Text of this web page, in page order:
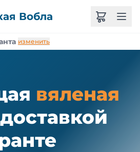
Вобла
изменить
вяленая